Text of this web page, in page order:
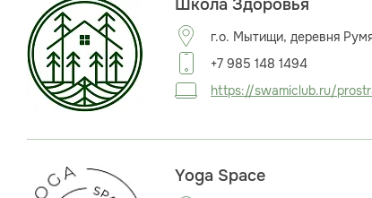
Школа Здоровья
г.о. Мытищи, деревня
+7 985 148 1494
https://swamiclub.ru/
Yoga Space